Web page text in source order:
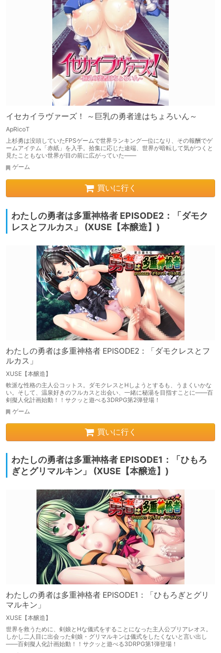
イセカイラヴァーズ！ ～巨乳の勇者達はちょろいん～
ApRicoT
上杉勇は没頭していたFPSゲームで世界ランキング一位になり、その報酬でゲ
ームアイテム「赤紙」を入手。拾集に応じた途端、世界が暗転して気がつくと
見たこともない世界が目の前に広がっていた――
ゲーム
買いに行く
わたしの勇者は多重神格者 EPISODE2：「ダモク
レスとフルカス」 (XUSE【本醸造】)
わたしの勇者は多重神格者 EPISODE2：「ダモクレスとフ
ルカス」
XUSE【本醸造】
軟派な性格の主人公コットス。ダモクレスとHしようとするも、うまくいかな
い。そして、温泉好きのフルカスと出会い、一緒に秘湯を目指すことに――百
剣擬人化計画始動！！サクッと遊べる3DRPG第2弾登場！
ゲーム
買いに行く
わたしの勇者は多重神格者 EPISODE1：「ひもろ
ぎとグリマルキン」 (XUSE【本醸造】)
わたしの勇者は多重神格者 EPISODE1：「ひもろぎとグリ
マルキン」
XUSE【本醸造】
世界を救うために、剣娘とHな儀式をすることになった主人公ブリアレオス。
しかし二人目に出会った剣娘・グリマルキンは儀式をしたくないと言い出し
――百剣擬人化計画始動！！サクッと遊べる3DRPG第1弾登場！